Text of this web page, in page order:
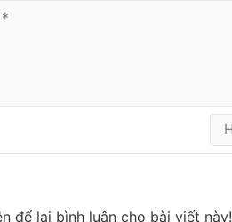
để lại bình luận cho bài viết này!